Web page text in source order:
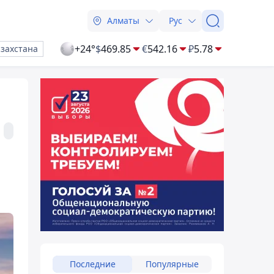
Алматы Рус
+24°$469.85 €542.16 ₽5.78
Последние Популярные